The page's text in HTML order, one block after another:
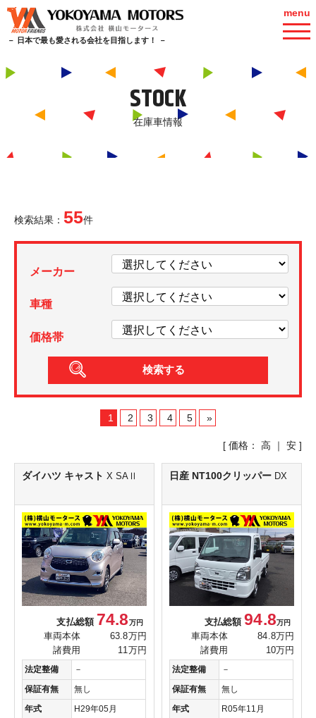
－ 日本で最も愛される会社を目指します！ －
menu
STOCK
在庫車情報
検索結果： 55件
メーカー
車種
価格帯
1 2 3 4 5 »
[ 価格： 高 ｜ 安 ]
ダイハツ キャスト X SAⅡ
支払総額 74.8万円
車両本体
63.8万円
諸費用
11万円
法定整備
－
保証有無
無し
年式
H29年05月
日産 NT100クリッパー DX
支払総額 94.8万円
車両本体
84.8万円
諸費用
10万円
法定整備
－
保証有無
無し
年式
R05年11月